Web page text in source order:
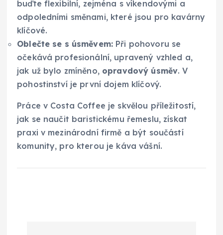
buďte flexibilní, zejména s víkendovými a
odpoledními směnami, které jsou pro kavárny
klíčové.
Oblečte se s úsměvem: Při pohovoru se
očekává profesionální, upravený vzhled a,
jak už bylo zmíněno, opravdový úsměv. V
pohostinství je první dojem klíčový.
Práce v Costa Coffee je skvělou příležitostí,
jak se naučit baristickému řemeslu, získat
praxi v mezinárodní firmě a být součástí
komunity, pro kterou je káva vášní.